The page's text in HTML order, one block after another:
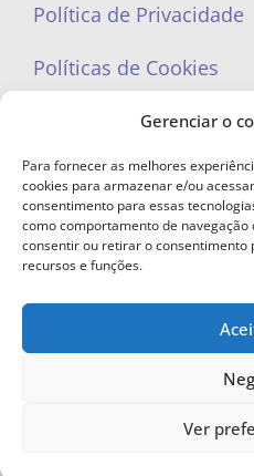
Gerenciar o
Para fornecer as melhores
cookies para armazenar e/ou
consentimento para essas
como comportamento de navegação
consentir ou retirar o
recursos e funções.
Ver
Política de Privacidade
Políticas de Cookies
© Copyright 2023 - Todos os
parcial sem